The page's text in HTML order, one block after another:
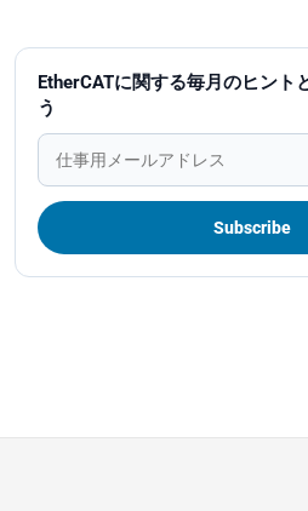
EtherCATに関する毎月のヒント
う